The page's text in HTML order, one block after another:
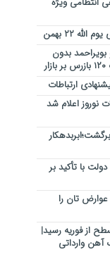
۲۲ بهمن
بویراحمد بدون
ارتباطات
نوروز اعلام شد
با تأکید بر
تان را
از فوریه رسید|
آهن وارداتی